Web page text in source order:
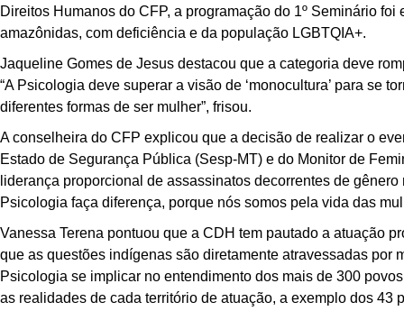
Direitos Humanos do CFP, a programação do 1º Seminário
amazônidas, com deficiência e da população LGBTQIA+.
Jaqueline Gomes de Jesus destacou que a categoria deve
“A Psicologia deve superar a visão de ‘monocultura’ para se
diferentes formas de ser mulher”, frisou.
A conselheira do CFP explicou que a decisão de realizar o
Estado de Segurança Pública (Sesp-MT) e do Monitor de
liderança proporcional de assassinatos decorrentes de
Psicologia faça diferença, porque nós somos pela vida das
Vanessa Terena pontuou que a CDH tem pautado a atuação
que as questões indígenas são diretamente atravessadas
Psicologia se implicar no entendimento dos mais de 300
as realidades de cada território de atuação, a exemplo dos 43